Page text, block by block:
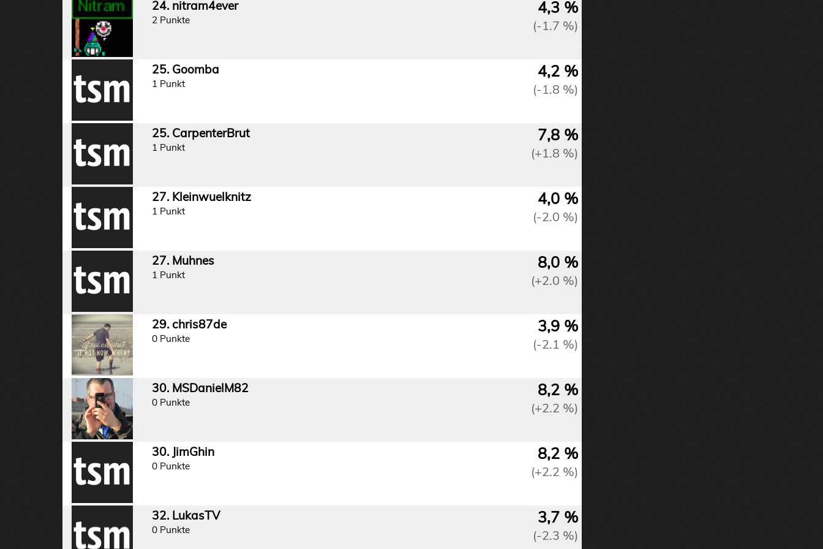
24. nitram4ever
2 Punkte
4,3 %
(-1.7 %)
25. Goomba
1 Punkt
4,2 %
(-1.8 %)
25. CarpenterBrut
1 Punkt
7,8 %
(+1.8 %)
27. Kleinwuelknitz
1 Punkt
4,0 %
(-2.0 %)
27. Muhnes
1 Punkt
8,0 %
(+2.0 %)
29. chris87de
0 Punkte
3,9 %
(-2.1 %)
30. MSDanielM82
0 Punkte
8,2 %
(+2.2 %)
30. JimGhin
0 Punkte
8,2 %
(+2.2 %)
32. LukasTV
0 Punkte
3,7 %
(-2.3 %)